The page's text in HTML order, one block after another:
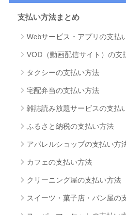
支払い方法まとめ
Webサービス・アプリの支払
VOD（動画配信サイト）の支
タクシーの支払い方法
宅配弁当の支払い方法
雑誌読み放題サービスの支払
ふるさと納税の支払い方法
アパレルショップの支払い方
カフェの支払い方法
クリーニング屋の支払い方法
スイーツ・菓子店・パン屋の